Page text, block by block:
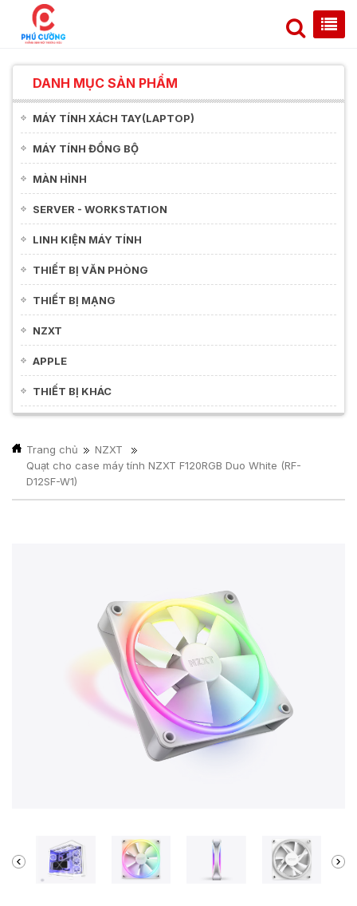
DANH MỤC SẢN PHẨM
MÁY TÍNH XÁCH TAY(LAPTOP)
MÁY TÍNH ĐỒNG BỘ
MÀN HÌNH
SERVER - WORKSTATION
LINH KIỆN MÁY TÍNH
THIẾT BỊ VĂN PHÒNG
THIẾT BỊ MẠNG
NZXT
APPLE
THIẾT BỊ KHÁC
Trang chủ
NZXT
Quạt cho case máy tính NZXT F120RGB Duo White (RF-
D12SF-W1)